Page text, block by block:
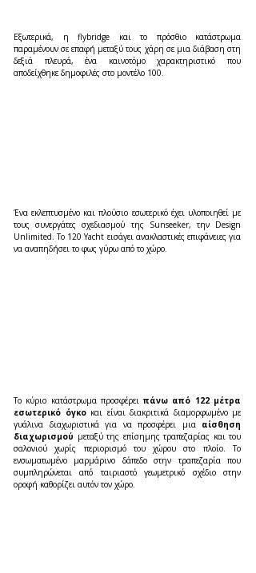
Εξωτερικά, η flybridge και το πρόσθιο κατάστρωμα
παραμένουν σε επαφή μεταξύ τους χάρη σε μια διάβαση στη
δεξιά πλευρά, ένα καινοτόμο χαρακτηριστικό που
αποδείχθηκε δημοφιλές στο μοντέλο 100.
Ένα εκλεπτυσμένο και πλούσιο εσωτερικό έχει υλοποιηθεί με
τους συνεργάτες σχεδιασμού της Sunseeker, την Design
Unlimited. Το 120 Yacht εισάγει ανακλαστικές επιφάνειες για
να αναπηδήσει το φως γύρω από το χώρο.
Το κύριο κατάστρωμα προσφέρει πάνω από 122 μέτρα
εσωτερικό όγκο και είναι διακριτικά διαμορφωμένο με
γυάλινα διαχωριστικά για να προσφέρει μια αίσθηση
διαχωρισμού μεταξύ της επίσημης τραπεζαρίας και του
σαλονιού χωρίς περιορισμό του χώρου στο πλοίο. Το
ενσωματωμένο μαρμάρινο δάπεδο στην τραπεζαρία που
συμπληρώνεται από ταιριαστό γεωμετρικό σχέδιο στην
οροφή καθορίζει αυτόν τον χώρο.